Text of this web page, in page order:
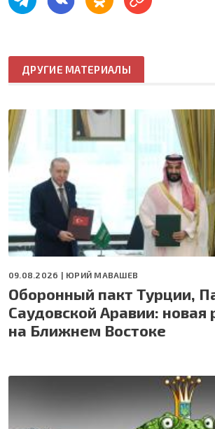
ДРУГИЕ МАТЕРИАЛЫ
09.08.2026 | ЮРИЙ МАВАШЕВ
Оборонный пакт Турции,
Саудовской Аравии: новая
на Ближнем Востоке